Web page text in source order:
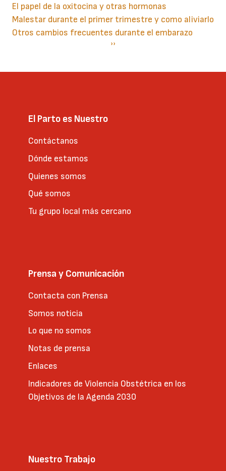
El papel de la oxitocina y otras hormonas
Malestar durante el primer trimestre y como aliviarlo
Otros cambios frecuentes durante el embarazo
Siguiente
››
El Parto es Nuestro
Contáctanos
Dónde estamos
Quienes somos
Qué somos
Tu grupo local más cercano
Prensa y Comunicación
Contacta con Prensa
Somos noticia
Lo que no somos
Notas de prensa
Enlaces
Indicadores de Violencia Obstétrica en los
Objetivos de la Agenda 2030
Nuestro Trabajo